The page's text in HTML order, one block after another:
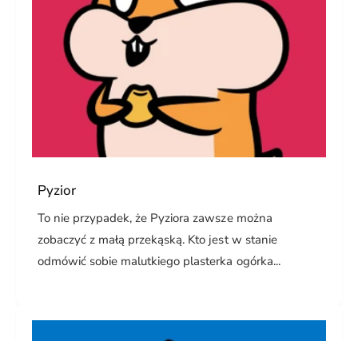
Pyzior
To nie przypadek, że Pyziora zawsze można
zobaczyć z małą przekąską. Kto jest w stanie
odmówić sobie malutkiego plasterka ogórka...